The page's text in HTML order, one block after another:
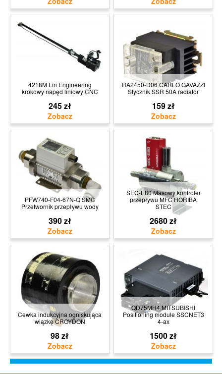
4218M Lin Engineering
krokowy napęd liniowy CNC
245 zł
RA2450-D06 CARLO GAVAZZI
Stycznik SSR 50A radiator
159 zł
PFW740-F04-67N-Q SMC
Przetwornik przepływu wody
390 zł
SEC-E80 Masowy kontroler
przepływu MFC HORIBA
STEC
2680 zł
Cewka indukcyjna ogniskująca
wiązkę CROYDON
98 zł
QD75MH4 MITSUBISHI
Positioning module SSCNET3
4-ax
1500 zł